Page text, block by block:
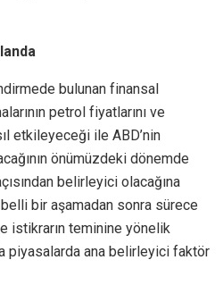
bulunan finansal
petrol fiyatlarını ve
etkileyeceği ile ABD’nin
önümüzdeki dönemde
belirleyici olacağına
bir aşamadan sonra sürece
istikrarın teminine yönelik
piyasalarda ana belirleyici faktör